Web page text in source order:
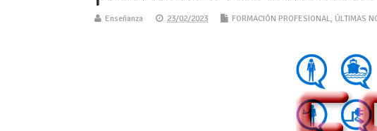
Enseñanza 23/02/2023 FORMACIÓN PROFESIONAL, ÚLTIMAS